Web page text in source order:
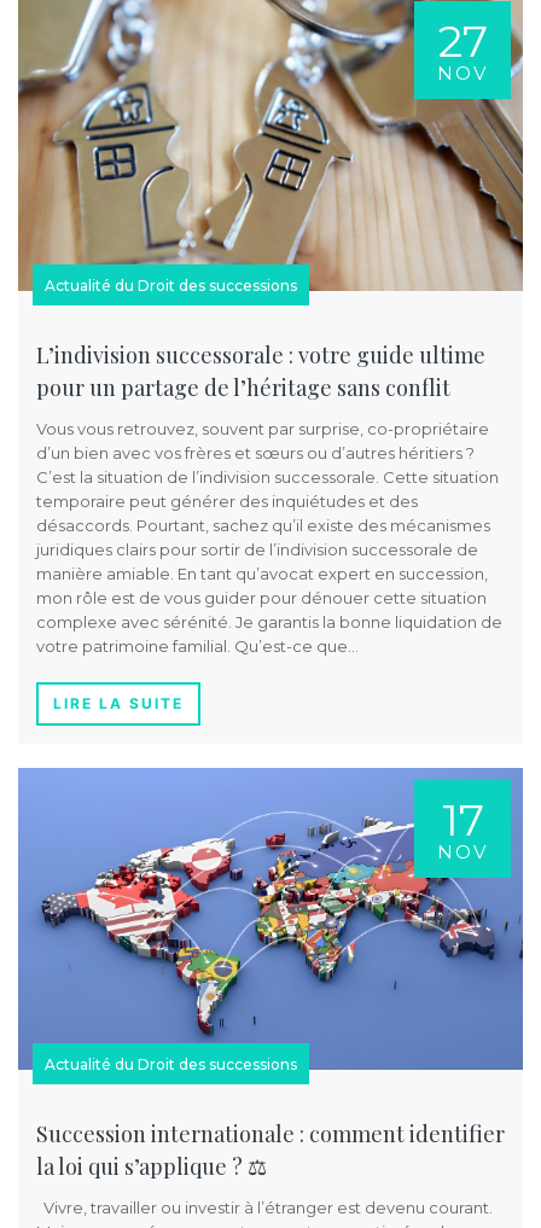
27
NOV
Actualité du Droit des successions
L’indivision successorale : votre guide ultime
pour un partage de l’héritage sans conflit
Vous vous retrouvez, souvent par surprise, co-propriétaire
d’un bien avec vos frères et sœurs ou d’autres héritiers ?
C’est la situation de l’indivision successorale. Cette situation
temporaire peut générer des inquiétudes et des
désaccords. Pourtant, sachez qu’il existe des mécanismes
juridiques clairs pour sortir de l’indivision successorale de
manière amiable. En tant qu’avocat expert en succession,
mon rôle est de vous guider pour dénouer cette situation
complexe avec sérénité. Je garantis la bonne liquidation de
votre patrimoine familial. Qu’est-ce que…
LIRE LA SUITE
17
NOV
Actualité du Droit des successions
Succession internationale : comment identifier
la loi qui s’applique ? ⚖️
Vivre, travailler ou investir à l’étranger est devenu courant.